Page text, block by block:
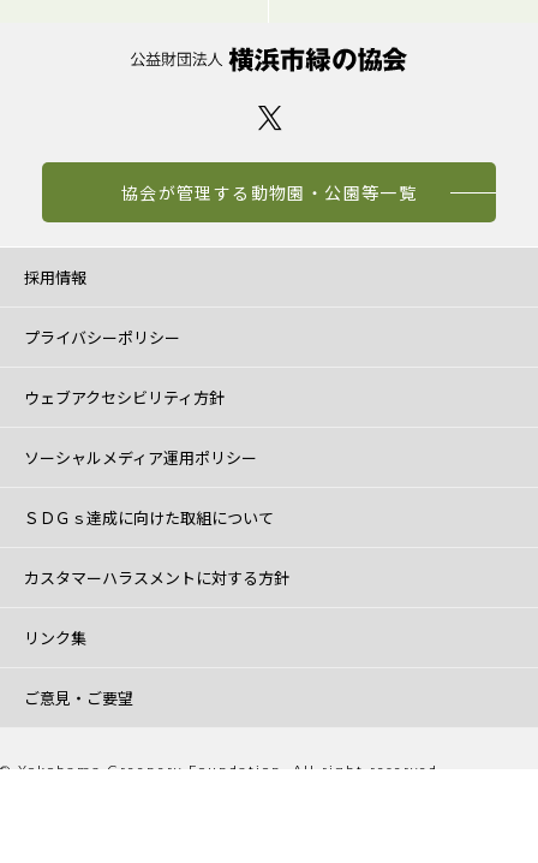
協会が管理する動物園・公園等一覧
採用情報
プライバシーポリシー
ウェブアクセシビリティ方針
ソーシャルメディア運用ポリシー
ＳＤＧｓ達成に向けた取組について
カスタマーハラスメントに対する方針
リンク集
ご意見・ご要望
© Yokohama Greenery Foundation. All right reserved.